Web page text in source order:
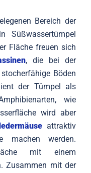
Bereich der
Süßwassertümpel
Fläche freuen sich
, die bei der
Böden
der Tümpel als
wie
wird aber
attraktiv
machen werden.
mit einem
Zusammen mit der